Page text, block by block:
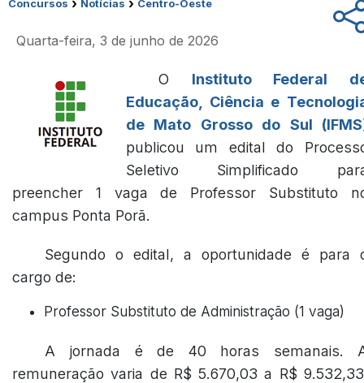
Concursos › Notícias › Centro-Oeste
Quarta-feira, 3 de junho de 2026
O Instituto Federal
Educação, Ciência e
de Mato Grosso do Sul
publicou um edital do
Seletivo Simplificado
preencher 1 vaga de Professor Substituto
campus Ponta Porã.
Segundo o edital, a oportunidade é para
cargo de:
Professor Substituto de Administração (1 vaga)
A jornada é de 40 horas semanais.
remuneração varia de R$ 5.670,03 a R$